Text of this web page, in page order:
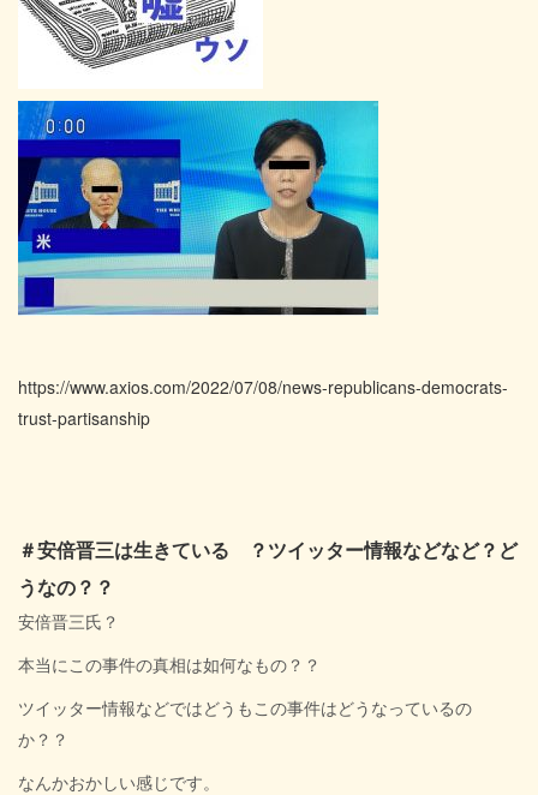
https://www.axios.com/2022/07/08/news-republicans-democrats-
trust-partisanship
＃安倍晋三は生きている ？ツイッター情報などなど？ど
うなの？？
安倍晋三氏？
本当にこの事件の真相は如何なもの？？
ツイッター情報などではどうもこの事件はどうなっているの
か？？
なんかおかしい感じです。